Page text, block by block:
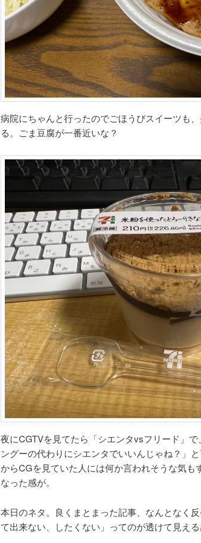
病院にちゃんと行ったのでごほうびスイーツも
る。ごま豆腐が一番近いな？
夜にCGTVを見てたら「シエンタvsフリード」
ングーの代わりにシエンタでいいんじゃね？」
からCGを見ていた人には何か言われそうな気
なった感が。
本日のネタ。良くまとまった記事、なんとなく
て出来ない、したくない」ってのが透けて見え